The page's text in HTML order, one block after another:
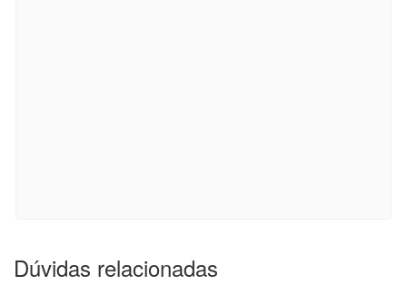
Dúvidas relacionadas